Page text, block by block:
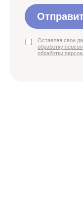
Оставляя свои
обработку
обработки